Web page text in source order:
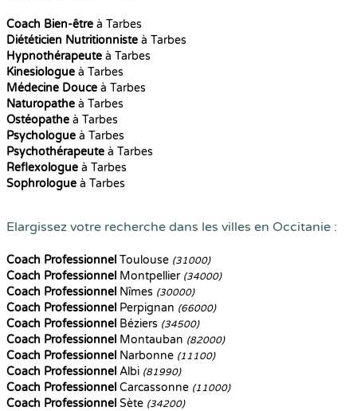
Coach Bien-être à Tarbes
Diététicien Nutritionniste à Tarbes
Hypnothérapeute à Tarbes
Kinesiologue à Tarbes
Médecine Douce à Tarbes
Naturopathe à Tarbes
Ostéopathe à Tarbes
Psychologue à Tarbes
Psychothérapeute à Tarbes
Reflexologue à Tarbes
Sophrologue à Tarbes
Elargissez votre recherche dans les villes en Occitanie :
Coach Professionnel Toulouse (31000)
Coach Professionnel Montpellier (34000)
Coach Professionnel Nîmes (30000)
Coach Professionnel Perpignan (66000)
Coach Professionnel Béziers (34500)
Coach Professionnel Montauban (82000)
Coach Professionnel Narbonne (11100)
Coach Professionnel Albi (81990)
Coach Professionnel Carcassonne (11000)
Coach Professionnel Sète (34200)